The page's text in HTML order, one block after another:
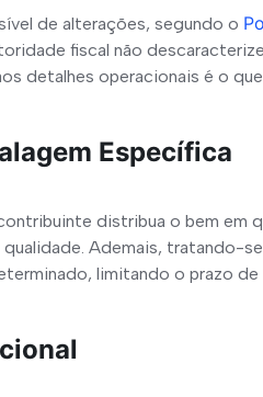
Revisão
de alterações, segundo o
fiscal não
detalhes operacionais é o
Específica
distribua o bem em
Ademais, tratando-
limitando o prazo de